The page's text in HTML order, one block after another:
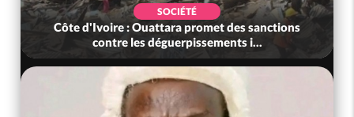
SOCIÉTÉ
Côte d'Ivoire : Rentrée Scolaire 2026-2027,
l'inscription sans frais au Pré...